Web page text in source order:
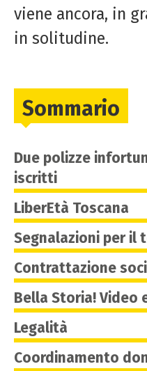
viene ancora, in
in solitudine.
Sommario
Due polizze
iscritti
LiberEtà Toscana
Segnalazioni per il
Contrattazione
Bella Storia! Video
Legalità
Coordinamento